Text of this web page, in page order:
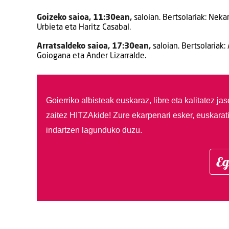
Goizeko saioa, 11:30ean, saloian. Bertsolariak:
Urbieta eta Haritz Casabal.
Arratsaldeko saioa, 17:30ean, saloian. Bertsolariak:
Goiogana eta Ander Lizarralde.
Goierriko albisteak euskaraz, libre eta kalitatez
zaitez HITZAkide! Zure ekarpenari esker,
indartzen lagunduko duzu.